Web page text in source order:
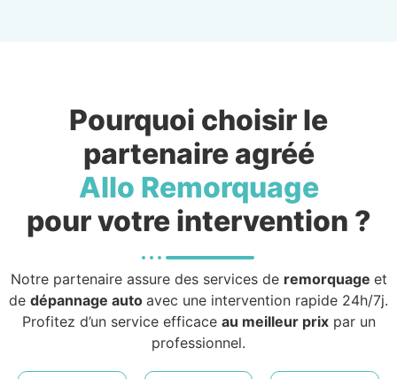
Pourquoi choisir le
partenaire agréé
Allo Remorquage
pour votre intervention ?
Notre partenaire assure des services de remorquage et
de dépannage auto avec une intervention rapide 24h/7j.
Profitez d’un service efficace au meilleur prixpar un
professionnel.